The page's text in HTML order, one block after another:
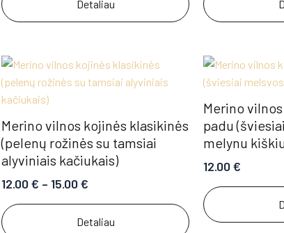
Detaliau
Merino vilnos kojinės klasikinės
(pelenų rožinės su tamsiai
alyviniais kačiukais)
12.00€ – 15.00€
Detaliau
Merino
padu
melynu
12.00€